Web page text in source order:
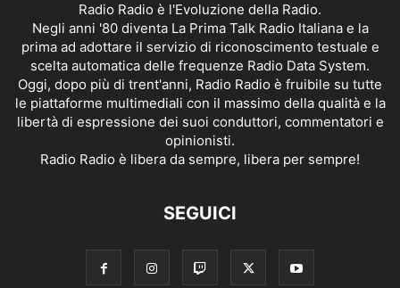
Radio Radio è l'Evoluzione della Radio.
Negli anni '80 diventa La Prima Talk Radio Italiana e la
prima ad adottare il servizio di riconoscimento testuale e
scelta automatica delle frequenze Radio Data System.
Oggi, dopo più di trent'anni, Radio Radio è fruibile su tutte
le piattaforme multimediali con il massimo della qualità e la
libertà di espressione dei suoi conduttori, commentatori e
opinionisti.
Radio Radio è libera da sempre, libera per sempre!
SEGUICI